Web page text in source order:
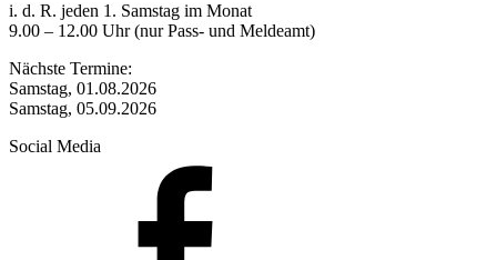
i. d. R. jeden 1. Samstag im Monat
9.00 – 12.00 Uhr (nur Pass- und Meldeamt)
Nächste Termine:
Samstag, 01.08.2026
Samstag, 05.09.2026
Social Media